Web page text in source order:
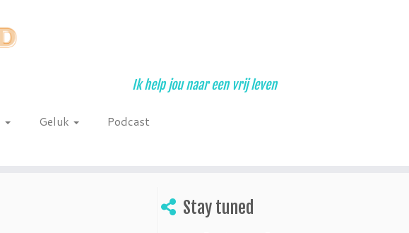
Ik help jou naar een vrij leven
Geluk
Podcast
Stay tuned